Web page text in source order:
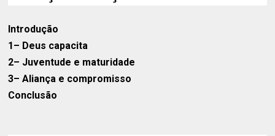
Introdução
1 – Deus capacita
2– Juventude e maturidade
3– Aliança e compromisso
Conclusão